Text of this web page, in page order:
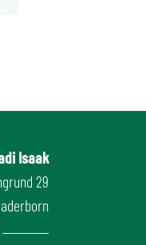
Isaak
29